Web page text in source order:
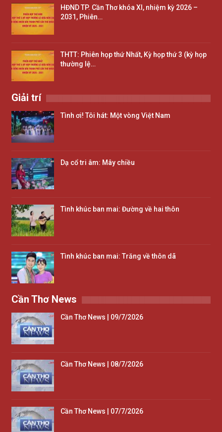
HĐND TP. Cần Thơ khóa XI, nhiệm kỳ 2026 –
2031, Phiên…
THTT: Phiên họp thứ Nhất, Kỳ họp thứ 3 (kỳ họp
thường lệ…
Giải trí
Tình ơi! Tôi hát: Một vòng Việt Nam
Dạ cổ tri âm: Mây chiều
Tình khúc ban mai: Đường về hai thôn
Tình khúc ban mai: Trăng về thôn dã
Cần Thơ News
Cần Thơ News | 09/7/2026
Cần Thơ News | 08/7/2026
Cần Thơ News | 07/7/2026